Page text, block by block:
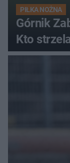
PIŁKA NOŻNA
Górnik
Kto